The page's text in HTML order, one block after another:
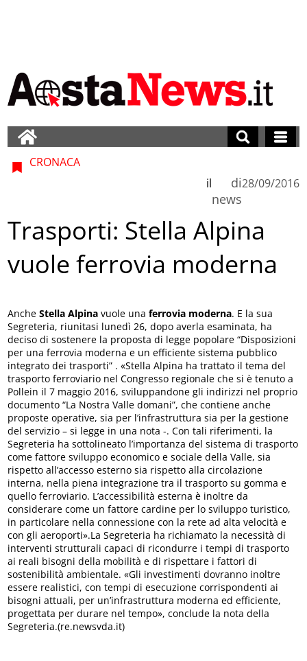
CRONACA
di
news
il 28/09/2016
Trasporti: Stella Alpina
vuole ferrovia moderna
AncheStella Alpina vuole unaferrovia moderna. E la sua
Segreteria, riunitasi lunedì 26, dopo averla esaminata, ha
deciso di sostenere la proposta di legge popolare “Disposizioni
per una ferrovia moderna e un efficiente sistema pubblico
integrato dei trasporti” . «Stella Alpina ha trattato il tema del
trasporto ferroviario nel Congresso regionale che si è tenuto a
Pollein il 7 maggio 2016, sviluppandone gli indirizzi nel proprio
documento “La Nostra Valle domani”, che contiene anche
proposte operative, sia per l’infrastruttura sia per la gestione
del servizio – si legge in una nota -. Con tali riferimenti, la
Segreteria ha sottolineato l’importanza del sistema di trasporto
come fattore sviluppo economico e sociale della Valle, sia
rispetto all’accesso esterno sia rispetto alla circolazione
interna, nella piena integrazione tra il trasporto su gomma e
quello ferroviario. L’accessibilità esterna è inoltre da
considerare come un fattore cardine per lo sviluppo turistico,
in particolare nella connessione con la rete ad alta velocità e
con gli aeroporti».La Segreteria ha richiamato la necessità di
interventi strutturali capaci di ricondurre i tempi di trasporto
ai reali bisogni della mobilità e di rispettare i fattori di
sostenibilità ambientale. «Gli investimenti dovranno inoltre
essere realistici, con tempi di esecuzione corrispondenti ai
bisogni attuali, per un’infrastruttura moderna ed efficiente,
progettata per durare nel tempo», conclude la nota della
Segreteria.(re.newsvda.it)